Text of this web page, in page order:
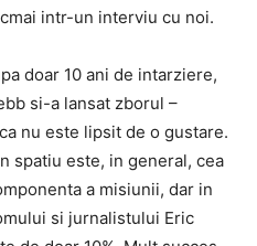
intr-un interviu cu noi.
doar 10 ani de intarziere,
si-a lansat zborul –
nu este lipsit de o gustare.
spatiu este, in general, cea
a misiunii, dar in
si jurnalistului Eric